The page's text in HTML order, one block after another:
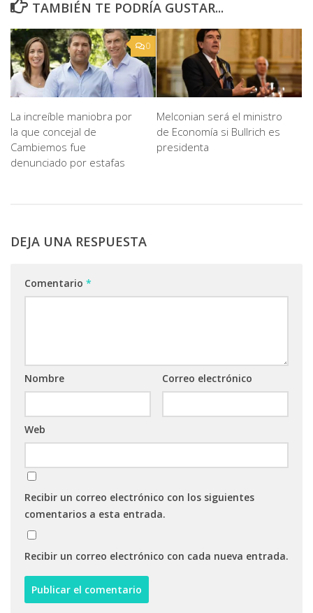
TAMBIÉN TE PODRÍA GUSTAR...
0
La increíble maniobra por
la que concejal de
Cambiemos fue
denunciado por estafas
Melconian será el ministro
de Economía si Bullrich es
presidenta
DEJA UNA RESPUESTA
Comentario *
Nombre Correo electrónico
Web
Recibir un correo electrónico con los siguientes
comentarios a esta entrada.
Recibir un correo electrónico con cada nueva entrada.